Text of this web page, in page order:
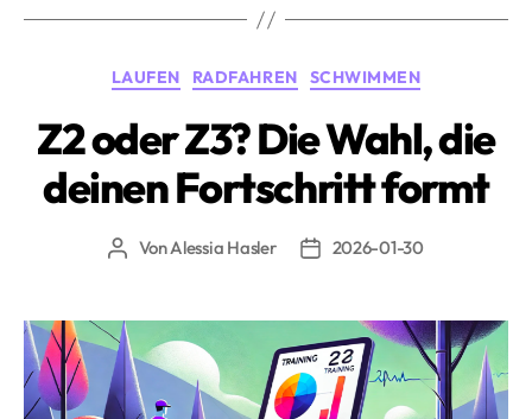
der
trainieren?»
Kategorien
LAUFEN RADFAHREN SCHWIMMEN
Z2 oder Z3? Die Wahl, die
deinen Fortschritt formt
Beitragsautor
VonAlessia Hasler Beitragsdatum
2026-01-30